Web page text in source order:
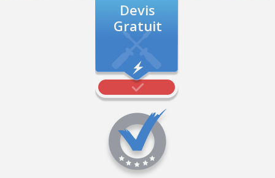
Devis
Gratuit